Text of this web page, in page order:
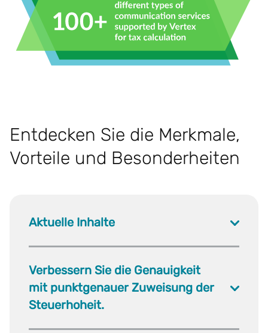
Entdecken Sie die Merkmale,
Vorteile und Besonderheiten
Aktuelle Inhalte
Verbessern Sie die Genauigkeit
mit punktgenauer Zuweisung der
Steuerhoheit.